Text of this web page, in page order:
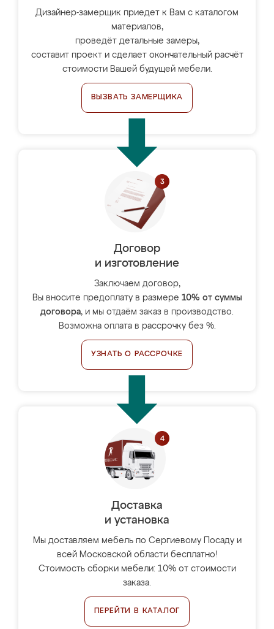
Дизайнер-замерщик приедет к Вам с каталогом
материалов,
проведёт детальные замеры,
составит проект и сделает окончательный расчёт
стоимости Вашей будущей мебели.
ВЫЗВАТЬ ЗАМЕРЩИКА
Договор
и изготовление
Заключаем договор,
Вы вносите предоплату в размере 10% от суммы
договора, и мы отдаём заказ в производство.
Возможна оплата в рассрочку без %.
УЗНАТЬ О РАССРОЧКЕ
Доставка
и установка
Мы доставляем мебель по Сергиевому Посаду и
всей Московской области бесплатно!
Стоимость сборки мебели: 10% от стоимости
заказа.
ПЕРЕЙТИ В КАТАЛОГ